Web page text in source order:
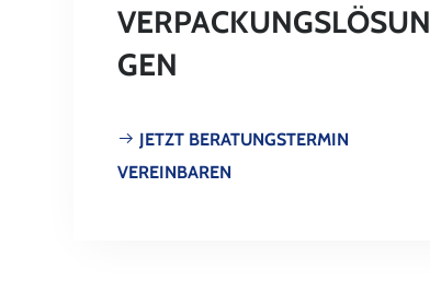
ERPACKUNGSLÖSUNG
EN
JETZT BERATUNGSTERMIN
VEREINBAREN